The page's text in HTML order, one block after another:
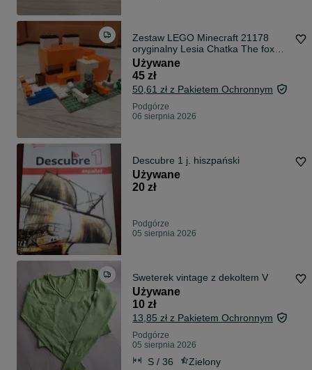
Zestaw LEGO Minecraft 21178
oryginalny Lesia Chatka The fox
ledge
Używane
45 zł
50,61 zł z Pakietem Ochronnym
Podgórze
06 sierpnia 2026
Descubre 1 j. hiszpański
Używane
20 zł
Podgórze
05 sierpnia 2026
Sweterek vintage z dekoltem V
Używane
10 zł
13,85 zł z Pakietem Ochronnym
Podgórze
05 sierpnia 2026
S / 36 Zielony